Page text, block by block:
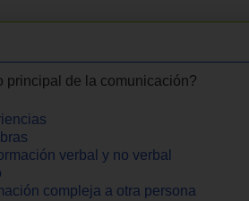
principal de la comunicación?
verbal y no verbal
compleja a otra persona